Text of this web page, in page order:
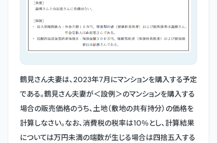
鶴見さん夫妻は、2023年7月にマンションを購入する予定
である。鶴見さん夫妻が＜設例＞のマンションを購入する
場合の販売価格のうち、土地（敷地の共有持分）の価格を
計算しなさい。なお、消費税の税率は10％とし、計算結果
については万円未満の端数が生じる場合は四捨五入する